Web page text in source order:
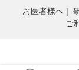
お医者様へ
ご